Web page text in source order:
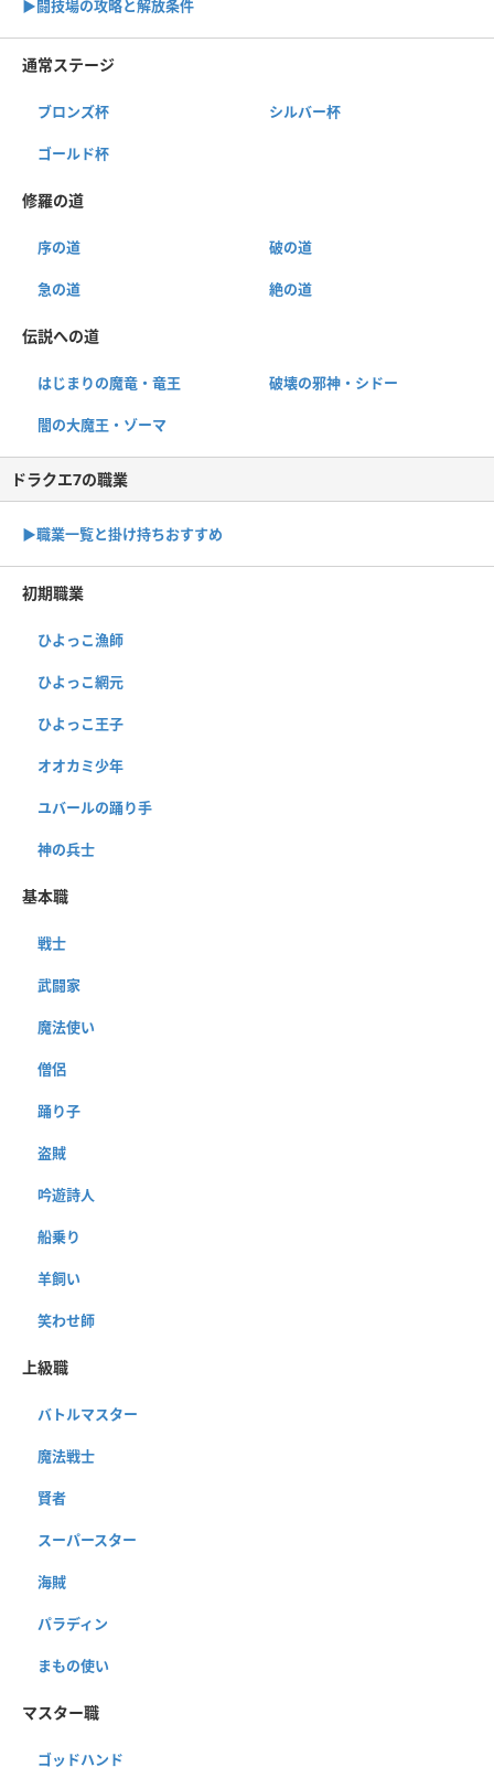
▶︎闘技場の攻略と解放条件
通常ステージ
ブロンズ杯 シルバー杯
ゴールド杯
修羅の道
序の道 破の道
急の道 絶の道
伝説への道
はじまりの魔竜・竜王 破壊の邪神・シドー
闇の大魔王・ゾーマ
ドラクエ7の職業
▶︎職業一覧と掛け持ちおすすめ
初期職業
ひよっこ漁師
ひよっこ網元
ひよっこ王子
オオカミ少年
ユバールの踊り手
神の兵士
基本職
戦士
武闘家
魔法使い
僧侶
踊り子
盗賊
吟遊詩人
船乗り
羊飼い
笑わせ師
上級職
バトルマスター
魔法戦士
賢者
スーパースター
海賊
パラディン
まもの使い
マスター職
ゴッドハンド